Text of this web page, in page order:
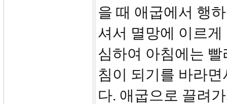
을 때 애굽에서 행
셔서 멸망에 이르
심하여 아침에는
침이 되기를 바라
다. 애굽으로 끌려